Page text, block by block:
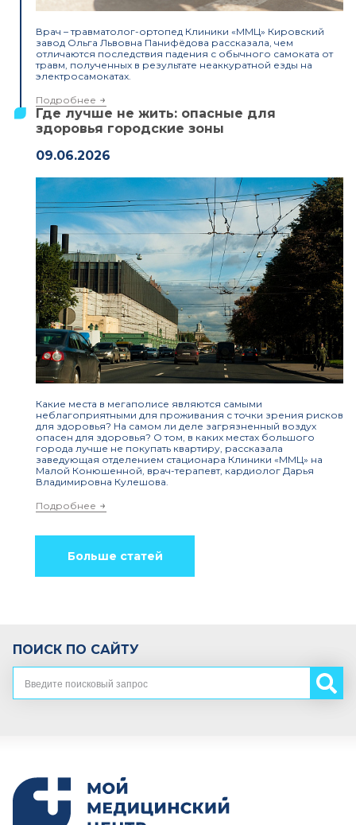
Врач – травматолог-ортопед Клиники «ММЦ» Кировский
завод Ольга Львовна Панифёдова рассказала, чем
отличаются последствия падения с обычного самоката от
травм, полученных в результате неаккуратной езды на
электросамокатах.
Подробнее
Где лучше не жить: опасные для
здоровья городские зоны
09.06.2026
Какие места в мегаполисе являются самыми
неблагоприятными для проживания с точки зрения рисков
для здоровья? На самом ли деле загрязненный воздух
опасен для здоровья? О том, в каких местах большого
города лучше не покупать квартиру, рассказала
заведующая отделением стационара Клиники «ММЦ» на
Малой Конюшенной, врач-терапевт, кардиолог Дарья
Владимировна Кулешова.
Подробнее
Больше статей
ПОИСК ПО САЙТУ